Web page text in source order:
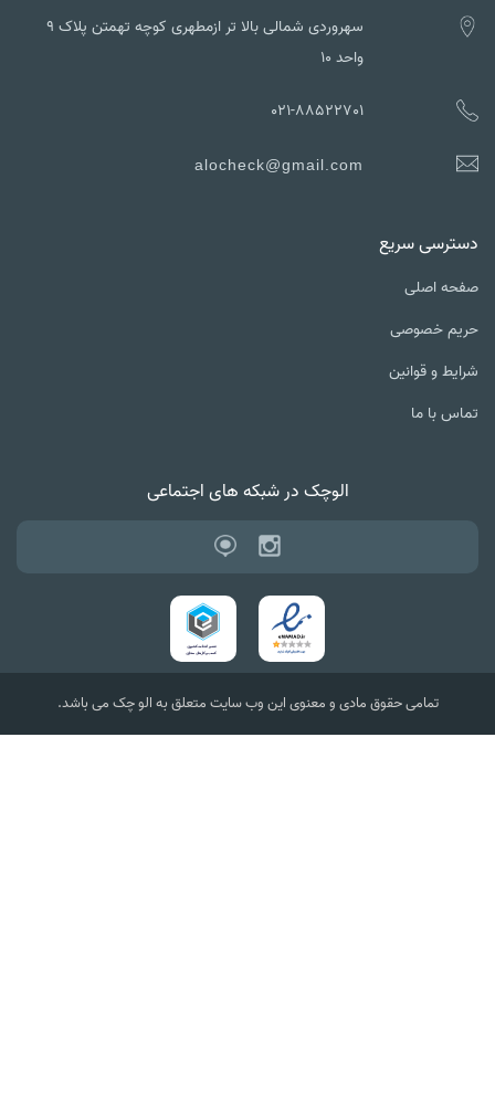
سهروردی شمالی بالا تر ازمطهری کوچه تهمتن پلاک ۹
021-88522701
alocheck@gmail.com
سریع
اصلی
خصوصی
و قوانین
با ما
الوچک در شبکه های اجتماعی
تمامی حقوق مادی و معنوی این وب سایت متعلق به الو چک می باشد.